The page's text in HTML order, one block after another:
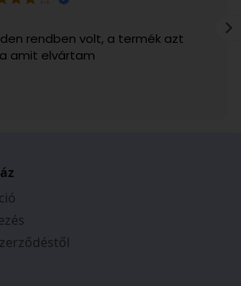
rendben volt, a termék azt
amit elvártam